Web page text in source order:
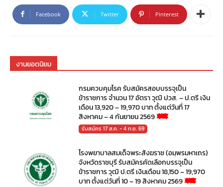
Facebook Twitter Pinterest
งานยอดนิยม
กรมควบคุมโรค รับสมัครสอบบรรจุเป็น
ข้าราชการ จำนวน 17 อัตรา วุฒิ ปวส. – ป.ตรี เงิน
เดือน 13,920 – 19,970 บาท ตั้งแต่วันที่ 17
สิงหาคม – 4 กันยายน 2569
รับสมัคร 17 ส.ค. - 4 ก.ย. 69
โรงพยาบาลสมเด็จพระสังฆราช (อมฺพรมหาเถร)
จังหวัดราชบุรี รับสมัครคัดเลือกบรรจุเป็น
ข้าราชการ วุฒิ ป.ตรี เงินเดือน 18,150 – 19,970
บาท ตั้งแต่วันที่ 10 – 19 สิงหาคม 2569